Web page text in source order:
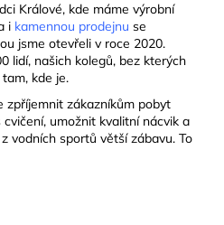
Králové, kde máme výrobní
i kamennou prodejnu se
jsme otevřeli v roce 2020.
lidí, našich kolegů, bez kterých
kde je.
zpříjemnit zákazníkům pobyt
umožnit kvalitní nácvik a
vodních sportů větší zábavu. To